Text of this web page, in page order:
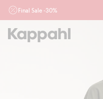
Final Sale -30%
Ważne przy zakupie min. 2 sztuk
działu outlet do 10.8 w sklepach
nie łączymy